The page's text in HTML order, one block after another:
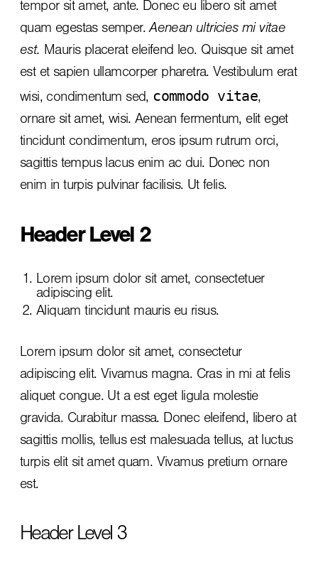
tempor sit amet, ante. Donec eu libero sit amet
quam egestas semper.Aenean ultricies mi vitae
est. Mauris placerat eleifend leo. Quisque sit amet
est et sapien ullamcorper pharetra. Vestibulum erat
wisi, condimentum sed, commodo vitae,
ornare sit amet, wisi. Aenean fermentum, elit eget
tincidunt condimentum, eros ipsum rutrum orci,
sagittis tempus lacus enim ac dui. Donec non
enim in turpis pulvinar facilisis. Ut felis.
Header Level 2
Lorem ipsum dolor sit amet, consectetuer
adipiscing elit.
Aliquam tincidunt mauris eu risus.
Lorem ipsum dolor sit amet, consectetur
adipiscing elit. Vivamus magna. Cras in mi at felis
aliquet congue. Ut a est eget ligula molestie
gravida. Curabitur massa. Donec eleifend, libero at
sagittis mollis, tellus est malesuada tellus, at luctus
turpis elit sit amet quam. Vivamus pretium ornare
est.
Header Level 3